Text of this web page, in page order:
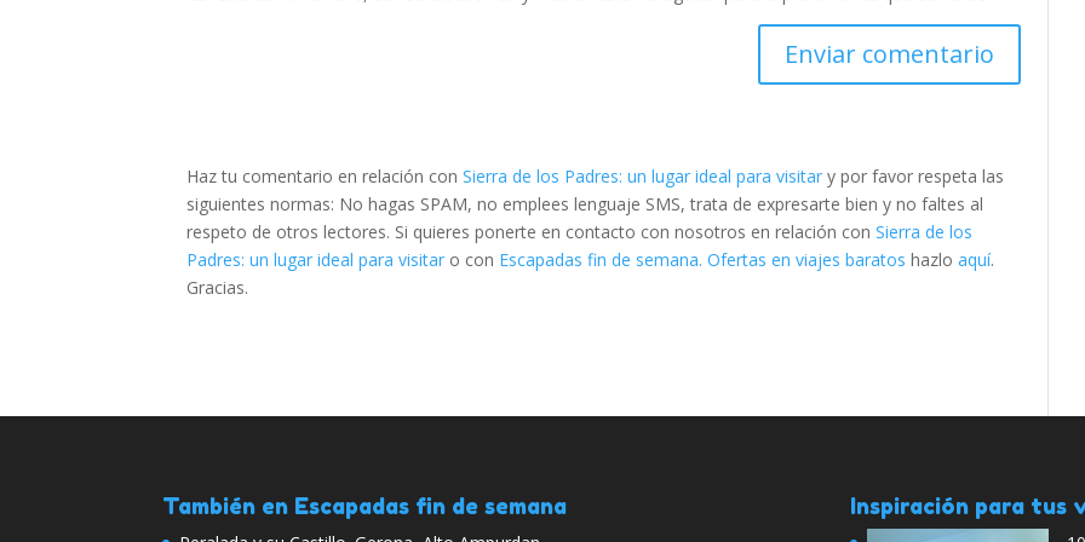
Haz tu comentario en relación conSierra de los Padres: un lugar ideal para visitar y por favor respeta las
siguientes normas: No hagas SPAM, no emplees lenguaje SMS, trata de expresarte bien y no faltes al
respeto de otros lectores. Si quieres ponerte en contacto con nosotros en relación conSierra de los
Padres: un lugar ideal para visitar o con Escapadas fin de semana. Ofertas en viajes baratos hazloaquí.
Gracias.
También en Escapadas fin de semana Inspiración para tus